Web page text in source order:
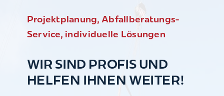
Projektplanung, Abfallberatungs-
Service, individuelle Lösungen
WIR SIND PROFIS UND
HELFEN IHNEN WEITER!